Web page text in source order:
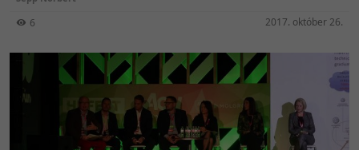
6 2017. október 26.